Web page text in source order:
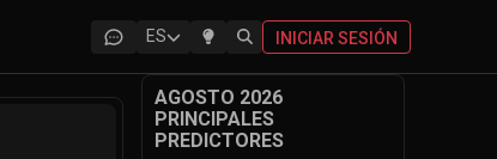
ES INICIAR SESIÓN
AGOSTO 2026
PRINCIPALES
PREDICTORES